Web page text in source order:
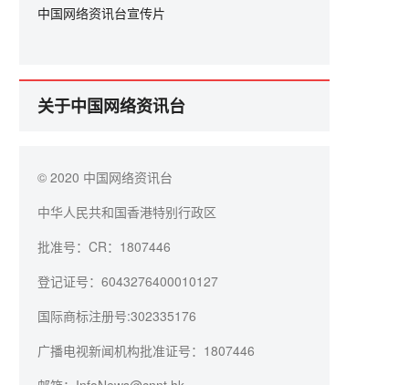
中国网络资讯台宣传片
关于中国网络资讯台
© 2020 中国网络资讯台
中华人民共和国香港特别行政区
批准号：CR：1807446
登记证号：6043276400010127
国际商标注册号:302335176
广播电视新闻机构批准证号：1807446